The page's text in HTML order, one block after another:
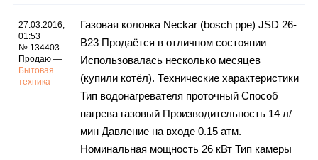
27.03.2016,
01:53
№ 134403
Продаю —
Бытовая
техника
Газовая колонка Neckar (bosch ppe) JSD 26-
B23 Продаётся в отличном состоянии
Использовалась несколько месяцев
(купили котёл). Технические характеристики
Тип водонагревателя проточный Способ
нагрева газовый Производительность 14 л/
мин Давление на входе 0.15 атм.
Номинальная мощность 26 кВт Тип камеры